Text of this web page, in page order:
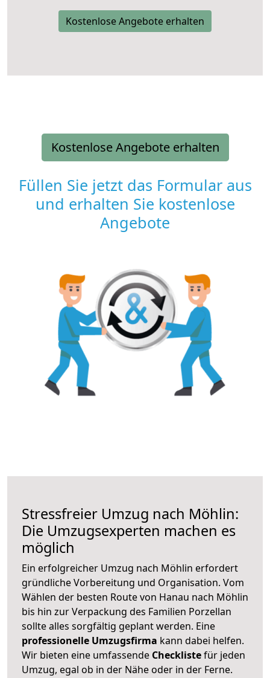
Kostenlose Angebote erhalten
Kostenlose Angebote erhalten
Füllen Sie jetzt das Formular aus
und erhalten Sie kostenlose
Angebote
Stressfreier Umzug nach Möhlin:
Die Umzugsexperten machen es
möglich
Ein erfolgreicher Umzug nach Möhlin erfordert
gründliche Vorbereitung und Organisation. Vom
Wählen der besten Route von Hanau nach Möhlin
bis hin zur Verpackung des Familien Porzellan
sollte alles sorgfältig geplant werden. Eine
professionelle Umzugsfirma kann dabei helfen.
Wir bieten eine umfassende Checklistefür jeden
Umzug, egal ob in der Nähe oder in der Ferne.